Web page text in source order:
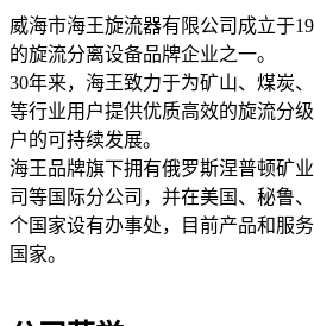
威海市海王旋流器有限公司成立于
的旋流分离设备品牌企业之一。
30年来，海王致力于为矿山、煤炭
等行业用户提供优质高效的旋流分
户的可持续发展。
海王品牌旗下拥有俄罗斯涅普顿矿
司等国际分公司，并在美国、秘鲁
个国家设有办事处，目前产品和服
国家。